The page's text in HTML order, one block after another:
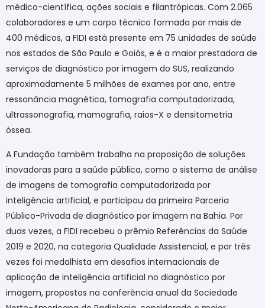
médico-científica, ações sociais e filantrópicas. Com 2.065
colaboradores e um corpo técnico formado por mais de
400 médicos, a FIDI está presente em 75 unidades de saúde
nos estados de São Paulo e Goiás, e é a maior prestadora de
serviços de diagnóstico por imagem do SUS, realizando
aproximadamente 5 milhões de exames por ano, entre
ressonância magnética, tomografia computadorizada,
ultrassonografia, mamografia, raios-X e densitometria
óssea.
A Fundação também trabalha na proposição de soluções
inovadoras para a saúde pública, como o sistema de análise
de imagens de tomografia computadorizada por
inteligência artificial, e participou da primeira Parceria
Público-Privada de diagnóstico por imagem na Bahia. Por
duas vezes, a FIDI recebeu o prêmio Referências da Saúde
2019 e 2020, na categoria Qualidade Assistencial, e por três
vezes foi medalhista em desafios internacionais de
aplicação de inteligência artificial no diagnóstico por
imagem, propostos na conferência anual da Sociedade